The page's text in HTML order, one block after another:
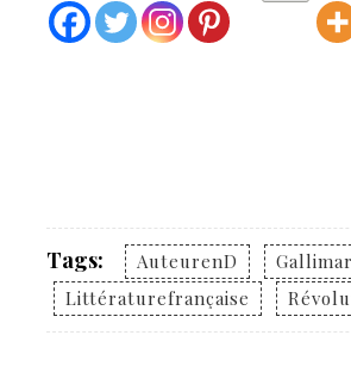
Tags: AuteurenD
Littératurefrançaise